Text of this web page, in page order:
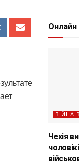
Онлайн
ВІЙНА
Чехія